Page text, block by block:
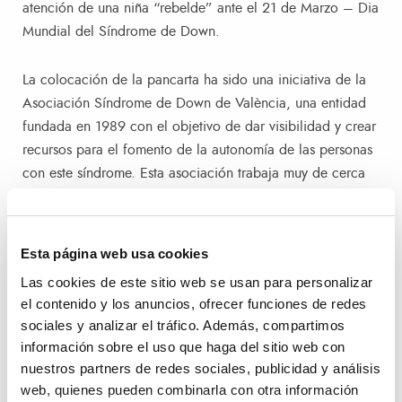
Esta página web usa cookies
Las cookies de este sitio web se usan para personalizar
el contenido y los anuncios, ofrecer funciones de redes
sociales y analizar el tráfico. Además, compartimos
información sobre el uso que haga del sitio web con
nuestros partners de redes sociales, publicidad y análisis
web, quienes pueden combinarla con otra información
atención de una niña “rebelde” ante el 21 de Marzo – Dia
Mundial del Síndrome de Down.
La colocación de la pancarta ha sido una iniciativa de la
Asociación Síndrome de Down de València, una entidad
fundada en 1989 con el objetivo de dar visibilidad y crear
recursos para el fomento de la autonomía de las personas
con este síndrome. Esta asociación trabaja muy de cerca
momento del diagnóstico y durante todas las etapas de la
Navegación de entradas
Entrada anterior:
Anterior Siguiente entrada
Siguiente